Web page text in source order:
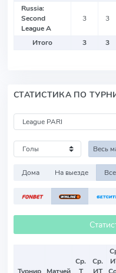
Russia:
Second
League A
3 3
Итого 3 3
СТАТИСТИКА ПО
Весь
Дома На выезде Все
Ср.
Ср.